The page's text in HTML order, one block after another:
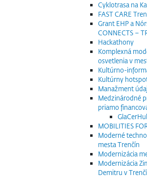
Cyklotrasa na
FAST CARE
Grant EHP a
CONNECTS –
Hackathony
Komplexná
osvetlenia v
Kultúrno-
Kultúrny
Manažment
Medzinárodné
priamo
MOBILITIES
Moderné
mesta Trenčín
Modernizácia
Modernizácia
Demitru v